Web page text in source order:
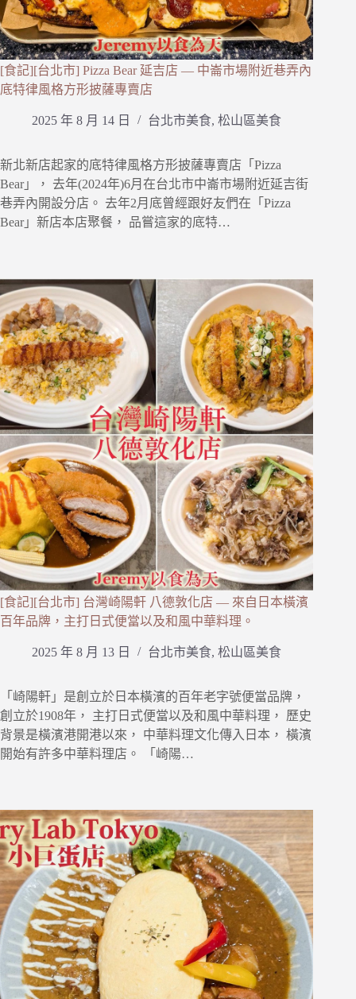
[食記][台北市] Pizza Bear 延吉店 — 中崙市場附近巷弄內
底特律風格方形披薩專賣店
2025 年 8 月 14 日 台北市美食, 松山區美食
新北新店起家的底特律風格方形披薩專賣店「Pizza
Bear」， 去年(2024年)6月在台北市中崙市場附近延吉街
巷弄內開設分店。 去年2月底曾經跟好友們在「Pizza
Bear」新店本店聚餐， 品嘗這家的底特…
[食記][台北市] 台灣崎陽軒 八德敦化店 — 來自日本橫濱
百年品牌，主打日式便當以及和風中華料理。
2025 年 8 月 13 日 台北市美食, 松山區美食
「崎陽軒」是創立於日本橫濱的百年老字號便當品牌，
創立於1908年， 主打日式便當以及和風中華料理， 歷史
背景是橫濱港開港以來， 中華料理文化傳入日本， 橫濱
開始有許多中華料理店。 「崎陽…